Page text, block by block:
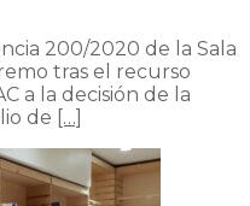
200/2020 de la Sala
tras el recurso
a la decisión de la
de […]